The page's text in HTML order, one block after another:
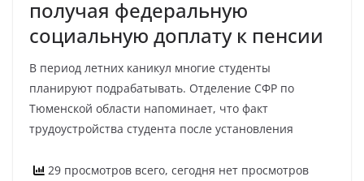
получая федеральную
социальную доплату к пенсии
В период летних каникул многие студенты
планируют подрабатывать. Отделение СФР по
Тюменской области напоминает, что факт
трудоустройства студента после установления
29 просмотров всего, сегодня нет просмотров